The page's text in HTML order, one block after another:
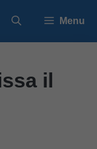
Menu
il